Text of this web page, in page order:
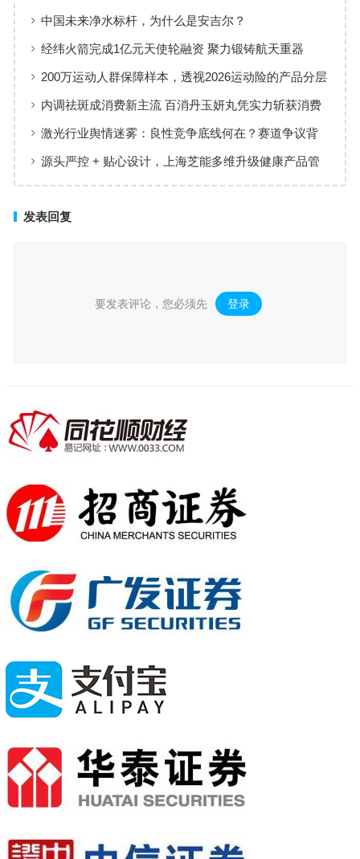
增长”样本
中国未来净水标杆，为什么是安吉尔？
经纬火箭完成1亿元天使轮融资 聚力锻铸航天重器
200万运动人群保障样本，透视2026运动险的产品分层
与适配逻辑
内调祛斑成消费新主流 百消丹玉妍丸凭实力斩获消费
者认可
激光行业舆情迷雾：良性竞争底线何在？赛道争议背
后值得深思
源头严控 + 贴心设计，上海芝能多维升级健康产品管
发表回复
要发表评论，您必须先 登录 。